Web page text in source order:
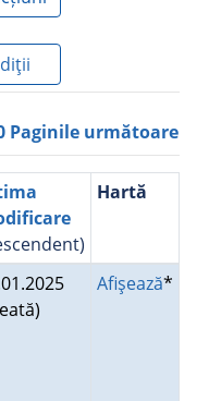
Paginile următoare
Hartă
Afişează*